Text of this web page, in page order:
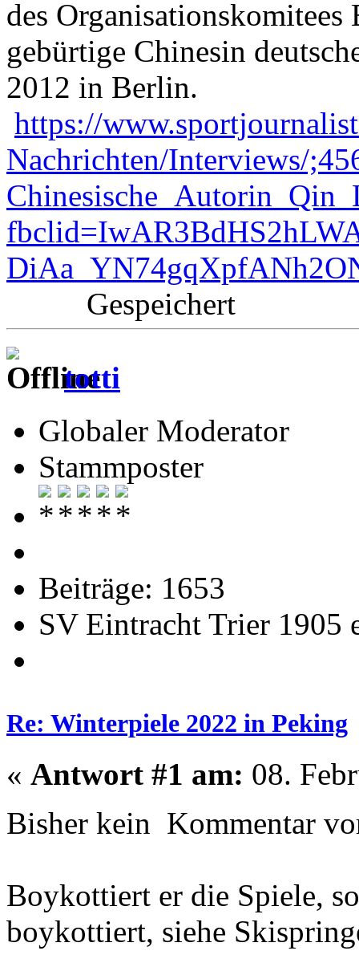
des
gebürtige Chinesin
2012 in Berlin.
https://
Nachrichten/Interviews/
Gespeichert
totti
Globaler Moderator
Stammposter
Beiträge: 1653
SV Eintracht Trier 1905
Re: Winterpiele 2022 in Peking
« Antwort #1 am: 08.
Bisher kein Kommentar
Boykottiert er die Spiele,
boykottiert, siehe